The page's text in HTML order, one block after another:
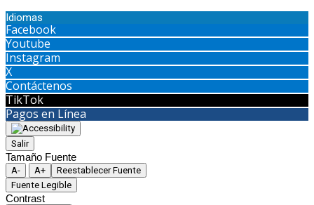
Idiomas
Facebook
Youtube
Instagram
X
Contáctenos
TikTok
Pagos en Línea
Salir
Tamaño Fuente
A- A+
Reestablecer Fuente
Fuente Legible
Contrast